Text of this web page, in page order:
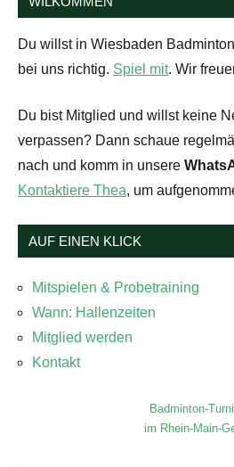
Du willst in Wiesbaden
bei uns richtig. Spiel mit. Wir
Du bist Mitglied und willst keine
verpassen? Dann schaue
nach und komm in unsere
Kontaktiere Thea, um
AUF EINEN KLICK
Mitspielen & Probetraining
Wann: Hallenzeiten
Mitglied werden
Kontakt
Badminton-
im Rhein-Main-